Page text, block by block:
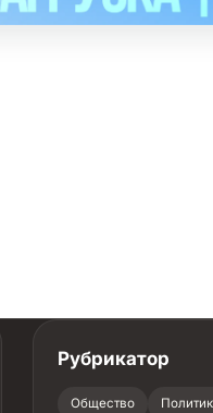
Рубрикатор
Общество